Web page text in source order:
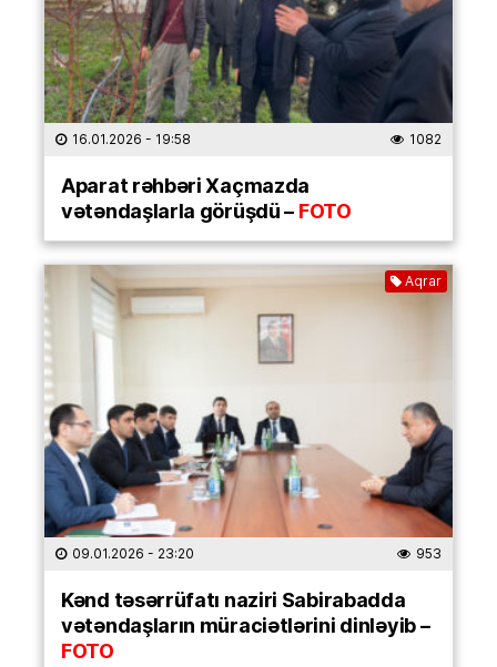
16.01.2026 - 19:58 1082
Aparat rəhbəri Xaçmazda
vətəndaşlarla görüşdü –FOTO
Aqrar
09.01.2026 - 23:20 953
Kənd təsərrüfatı naziri Sabirabadda
vətəndaşların müraciətlərini dinləyib –
FOTO